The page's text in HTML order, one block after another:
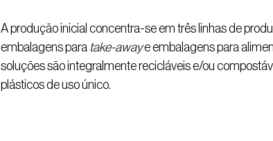
A produção inicial concentra-se em três linhas de
embalagens para take-awaye embalagens para
soluções são integralmente recicláveis e/ou
plásticos de uso único.